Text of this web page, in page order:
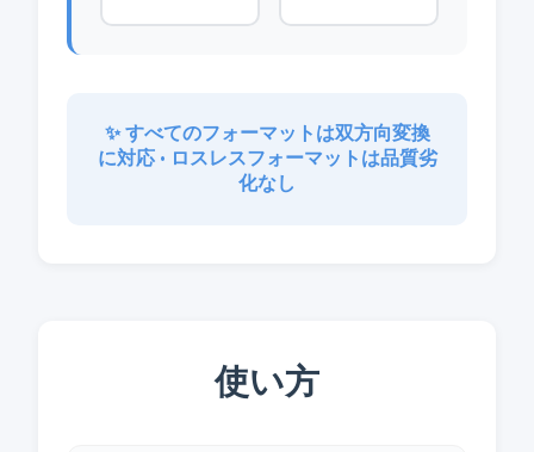
✨ すべてのフォーマットは双方向変換
に対応 • ロスレスフォーマットは品質劣
化なし
使い方